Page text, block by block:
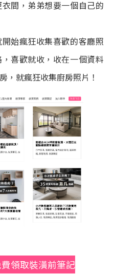
間，弟弟想要一個自己的
開始瘋狂收集喜歡的客廳照
喜歡就收，收在一個資料
，就瘋狂收集廚房照片！
領取裝潢前筆記